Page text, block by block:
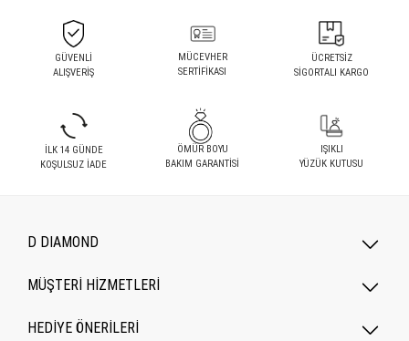
GÜVENLİ
ALIŞVERİŞ
MÜCEVHER
SERTİFİKASI
ÜCRETSİZ
SİGORTALI KARGO
İLK 14 GÜNDE
KOŞULSUZ İADE
ÖMÜR BOYU
BAKIM GARANTİSİ
IŞIKLI
YÜZÜK KUTUSU
D DIAMOND
MÜŞTERİ HİZMETLERİ
HEDİYE ÖNERİLERİ